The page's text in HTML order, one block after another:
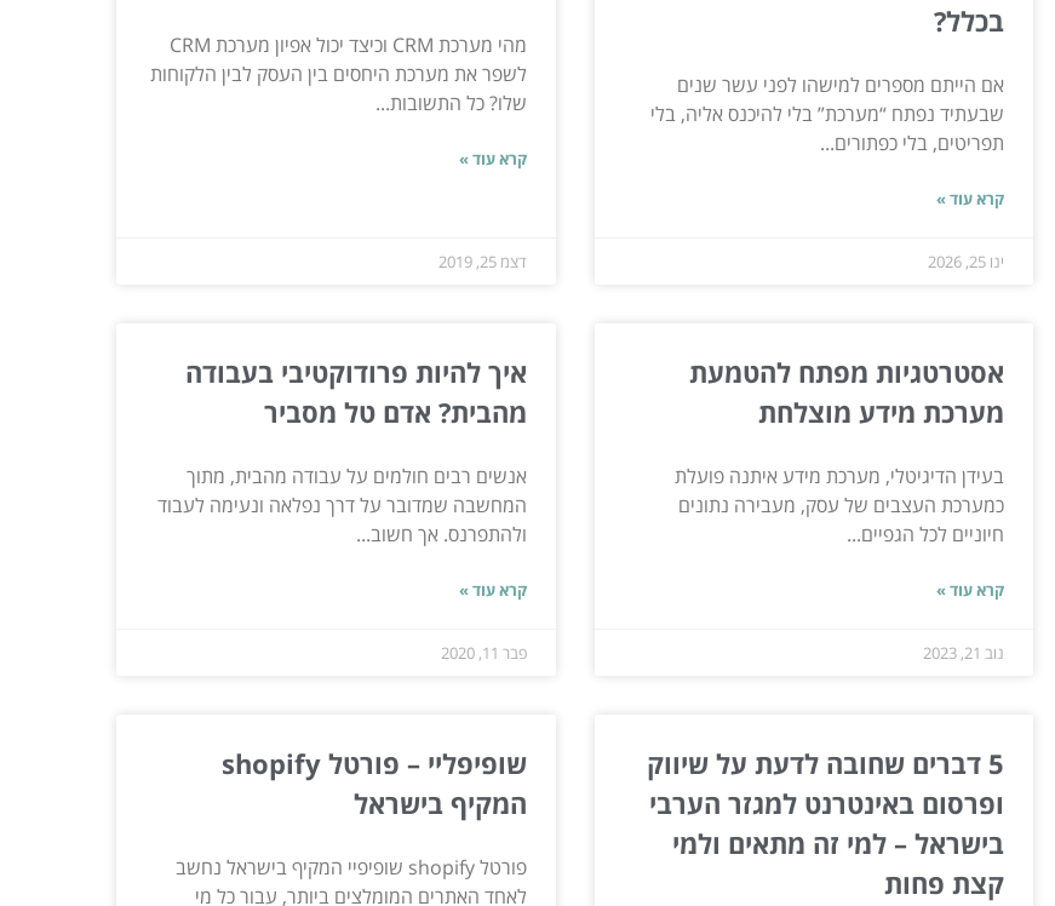
בכלל?
אם הייתם מספרים למישהו לפני עשר שנים
שבעתיד נפתח “מערכת” בלי להיכנס אליה, בלי
תפריטים, בלי כפתורים...
קרא עוד »
ינו 25, 2026
מהי מערכת CRM וכיצד יכול אפיון מערכת CRM
לשפר את מערכת היחסים בין העסק לבין הלקוחות
שלו? כל התשובות...
קרא עוד »
דצמ 25, 2019
אסטרטגיות מפתח להטמעת
מערכת מידע מוצלחת
בעידן הדיגיטלי, מערכת מידע איתנה פועלת
כמערכת העצבים של עסק, מעבירה נתונים
חיוניים לכל הגפיים...
קרא עוד »
נוב 21, 2023
איך להיות פרודוקטיבי בעבודה
מהבית? אדם טל מסביר
אנשים רבים חולמים על עבודה מהבית, מתוך
המחשבה שמדובר על דרך נפלאה ונעימה לעבוד
ולהתפרנס. אך חשוב...
קרא עוד »
פבר 11, 2020
5 דברים שחובה לדעת על שיווק
ופרסום באינטרנט למגזר הערבי
בישראל – למי זה מתאים ולמי
קצת פחות
שופיפליי – פורטל shopify
המקיף בישראל
פורטל shopify שופיפיי המקיף בישראל נחשב
לאחד האתרים המומלצים ביותר, עבור כל מי